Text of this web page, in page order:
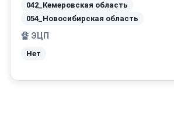
042_Кемеровская область
054_Новосибирская область
🔏 ЭЦП
Нет